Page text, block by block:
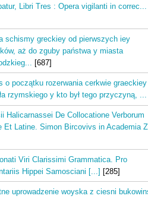
Libri Tres : Opera vigilanti in correc...
schismy greckiey od pierwszych iey
aż do zguby państwa y miasta
[687]
o początku rozerwania cerkwie graeckiey
rzymskiego y kto był tego przyczyną, ...
Halicarnassei De Collocatione Verborum
Et Latine. Simon Bircovivs in Academia
Viri Clarissimi Grammatica. Pro
Hippei Samosciani [...] [285]
uprowadzenie woyska z ciesni